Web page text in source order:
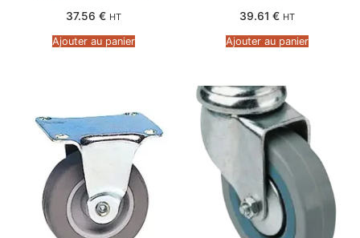
37.56 € HT
Ajouter au panier
39.61 € HT
Ajouter au panier